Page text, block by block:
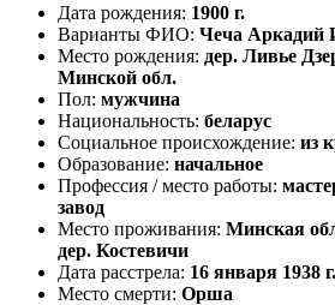
Дата рождения: 1900 г.
Варианты ФИО: Чеча Аркадий
Место рождения: дер. Ливье
Минской обл.
Пол: мужчина
Национальность: беларус
Социальное происхождение: из
Образование: начальное
Профессия / место работы:
завод
Место проживания: Минская
дер. Костевичи
Дата расстрела: 16 января 1938 г.
Место смерти: Орша